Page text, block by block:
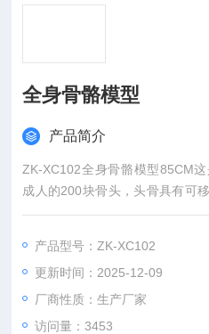
全身骨骼模型
产品简介
ZK-XC102全身骨骼模型85CM
成人的200块骨头，头骨具有可
弯曲。
产品型号：ZK-XC102
更新时间：2025-12-09
厂商性质：生产厂家
访问量：3453